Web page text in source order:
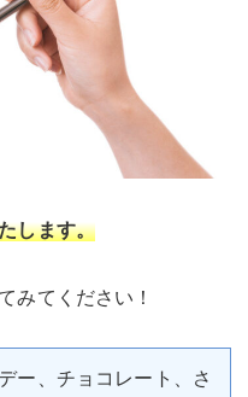
します。
みてください！
ー、チョコレート、さ